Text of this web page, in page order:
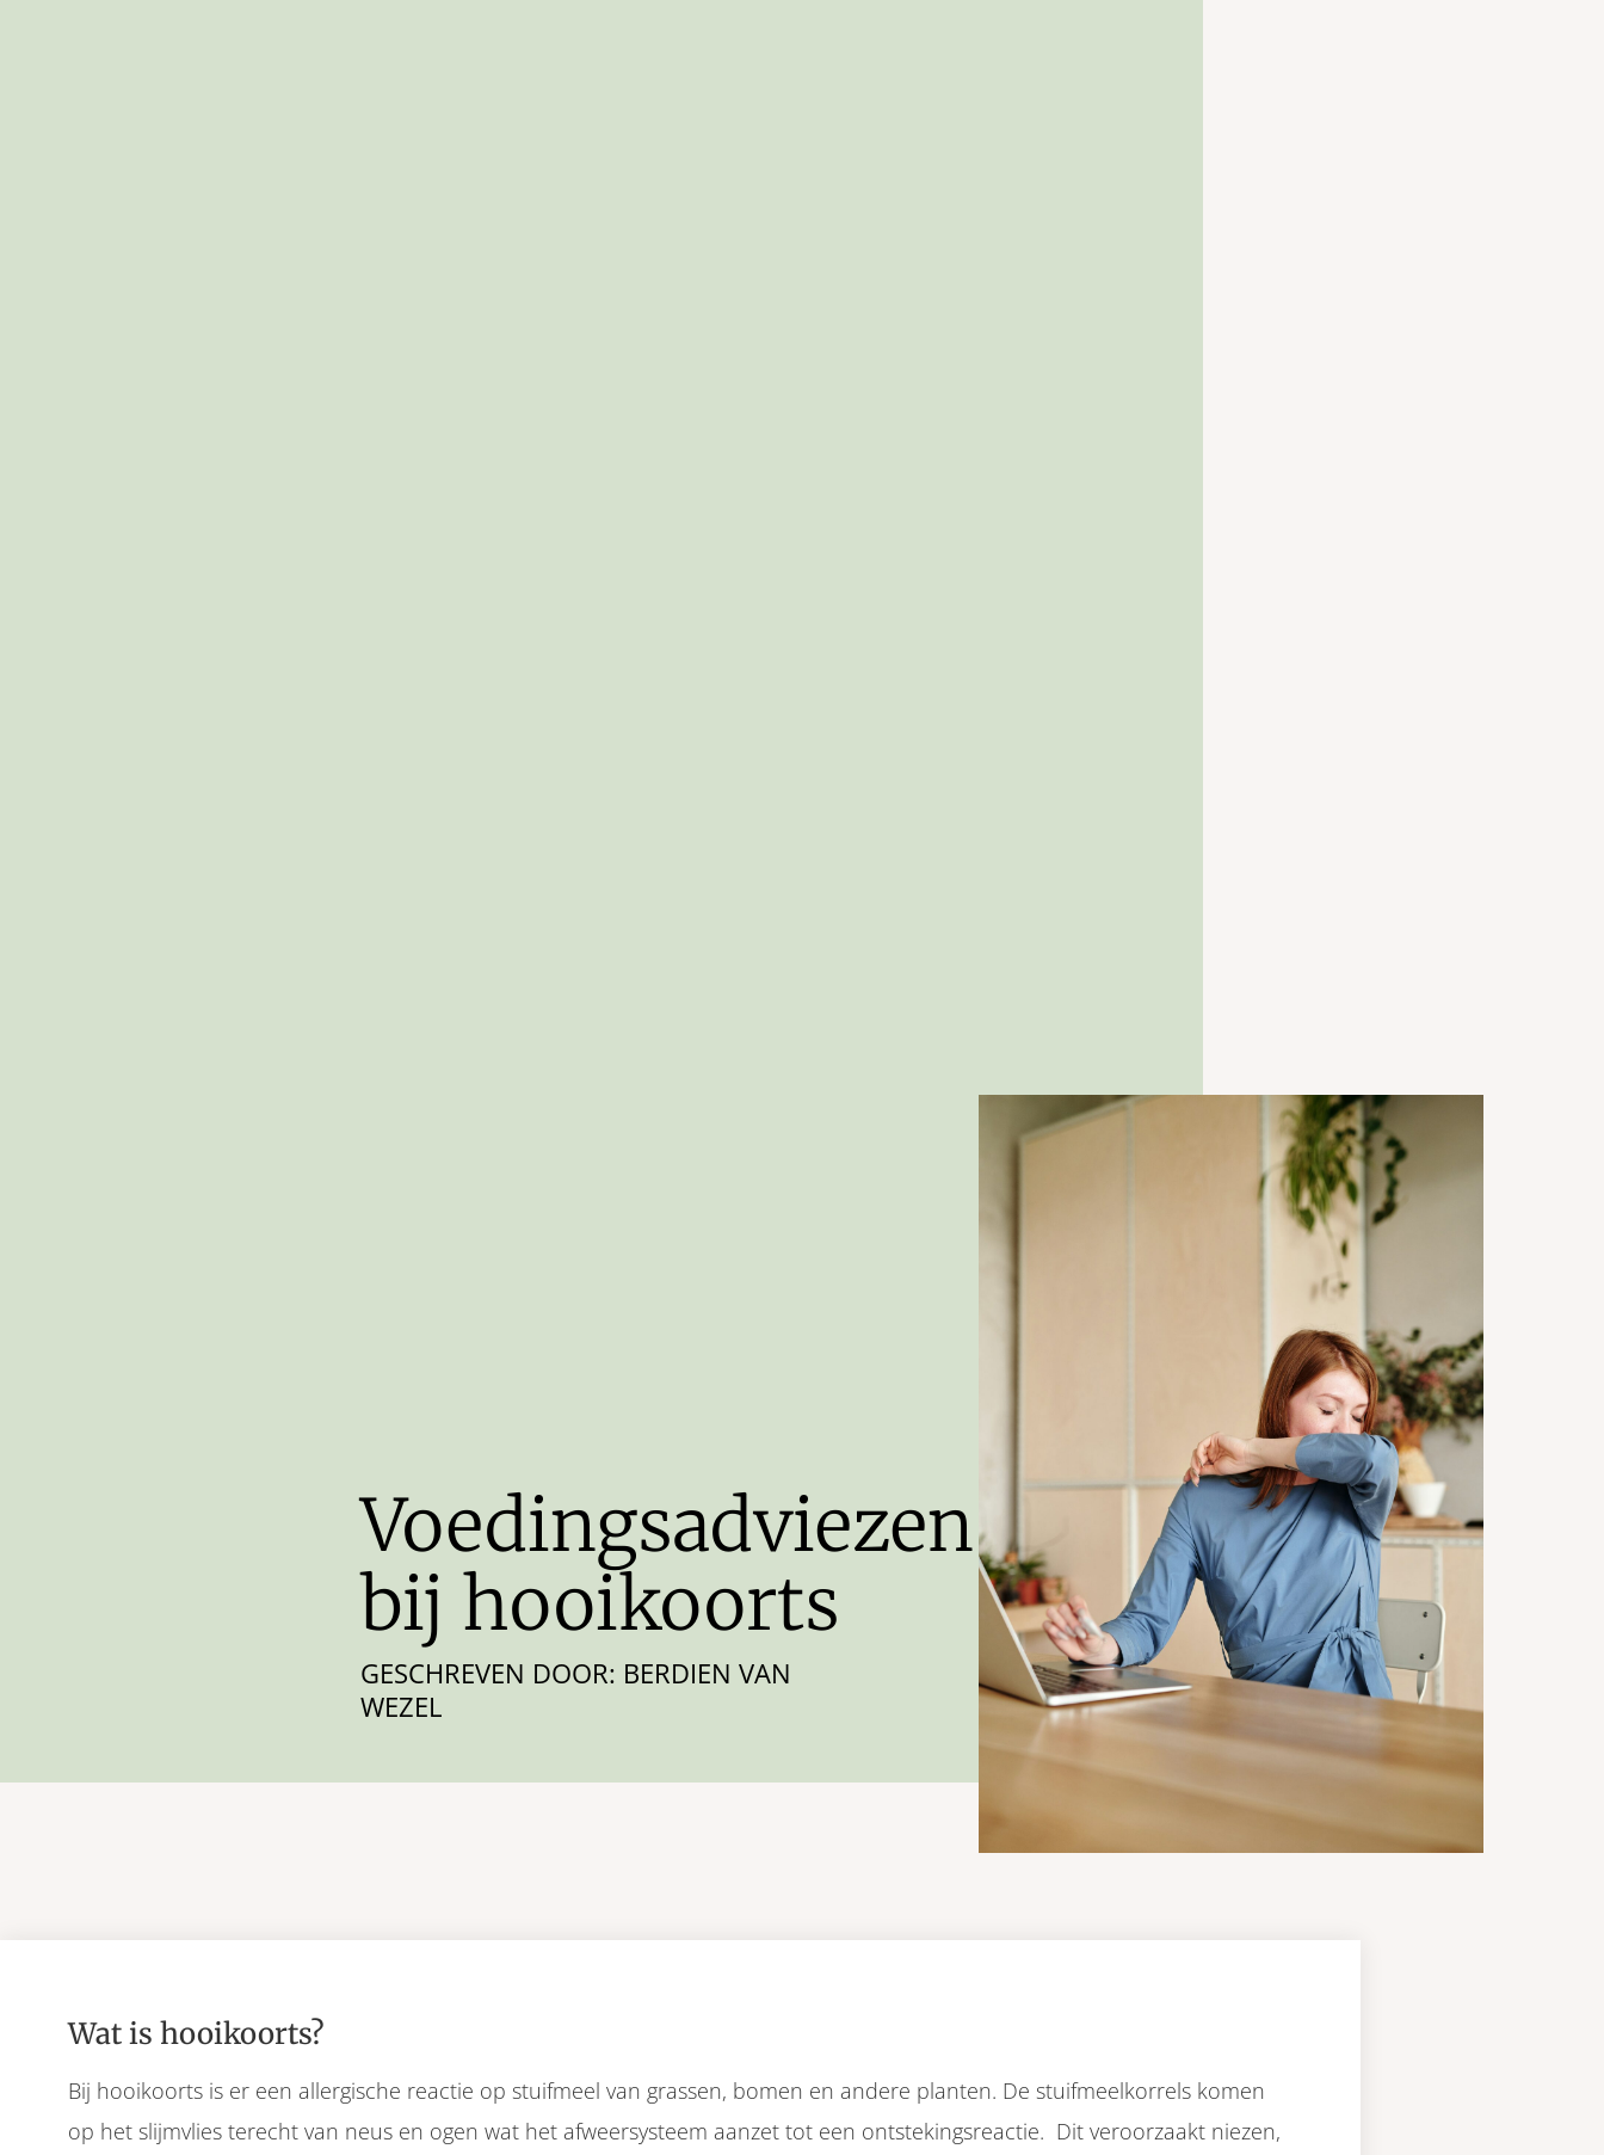
Voedingsadviezen
bij hooikoorts
GESCHREVEN DOOR: BERDIEN VAN
WEZEL
Wat is hooikoorts?
Bij hooikoorts is er een allergische reactie op stuifmeel van grassen, bomen en andere planten. De stuifmeelkorrels komen
op het slijmvlies terecht van neus en ogen wat het afweersysteem aanzet tot een ontstekingsreactie. Dit veroorzaakt niezen,